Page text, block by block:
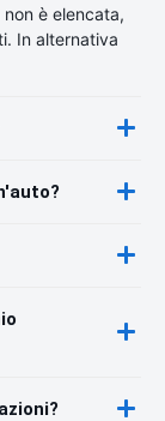
è elencata,
In alternativa